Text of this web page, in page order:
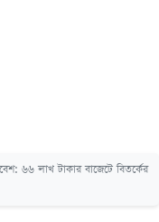
৬৬ লাখ টাকার বাজেটে বিতর্কের